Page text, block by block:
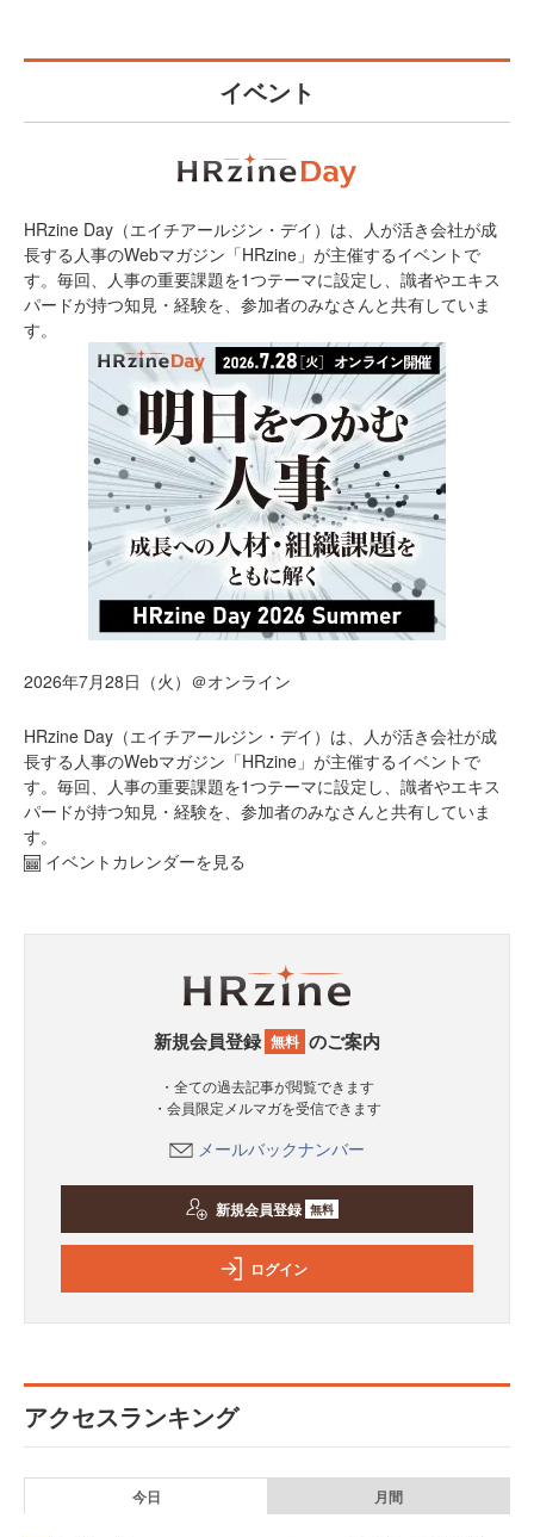
イベント
HRzine Day（エイチアールジン・デイ）は、人が活き会社が成
長する人事のWebマガジン「HRzine」が主催するイベントで
す。毎回、人事の重要課題を1つテーマに設定し、識者やエキス
パードが持つ知見・経験を、参加者のみなさんと共有していま
す。
2026年7月28日（火）＠オンライン
HRzine Day（エイチアールジン・デイ）は、人が活き会社が成
長する人事のWebマガジン「HRzine」が主催するイベントで
す。毎回、人事の重要課題を1つテーマに設定し、識者やエキス
パードが持つ知見・経験を、参加者のみなさんと共有していま
す。
イベントカレンダーを見る
新規会員登録 無料 のご案内
・全ての過去記事が閲覧できます
・会員限定メルマガを受信できます
メールバックナンバー
新規会員登録 無料
ログイン
アクセスランキング
今日 月間